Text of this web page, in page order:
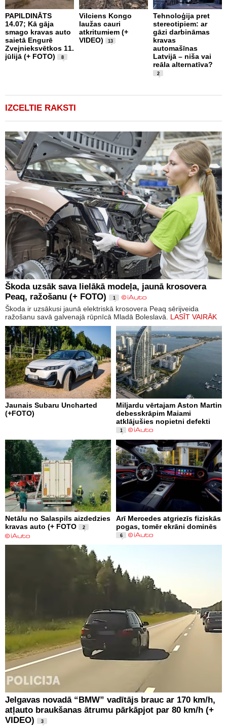
PAPILDINĀTS
14.07; Kā gāja
smago kravas auto
saietā Engurē
Zvejnieksvētkos 11.
jūlijā (+ FOTO)
8
Vilciens Kongo
laužas cauri
atkritumiem (+
VIDEO)
13
Tehnoloģija pret
stereotipiem: ar
gāzi darbināmas
kravas
automašīnas
Latvijā – niša vai
reāla alternatīva?
2
IZCELTIE RAKSTI
Škoda uzsāk sava lielākā modeļa, jaunā krosovera
Peaq, ražošanu (+ FOTO)
1
Škoda ir uzsākusi jaunā elektriskā krosovera Peaq sērijveida
ražošanu savā galvenajā rūpnīcā Mladā Boleslavā. LASĪT VAIRĀK
Jaunais Subaru Uncharted
(+FOTO)
Miljardu vērtajam Aston Martin
debesskrāpim Maiami
atklājušies nopietni defekti
1
Netālu no Salaspils aizdedzies
kravas auto (+ FOTO
2
Arī Mercedes atgriezīs fiziskās
pogas, tomēr ekrāni dominēs
6
Jelgavas novadā “BMW” vadītājs brauc ar 170 km/h,
atļauto braukšanas ātrumu pārkāpjot par 80 km/h (+
VIDEO)
3